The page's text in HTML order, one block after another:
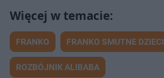
FRANKO FRANKO SMUTNE DZIECI
ROZBÓJNIK ALIBABA